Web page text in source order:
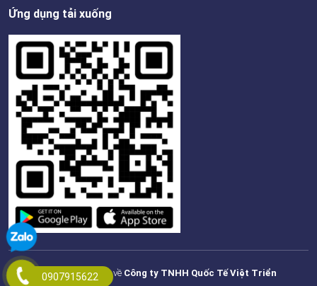
Ứng dụng tải xuống
© 2024 - Bản quyền thuộc về Công ty TNHH Quốc Tế Việt Triển
0907915622